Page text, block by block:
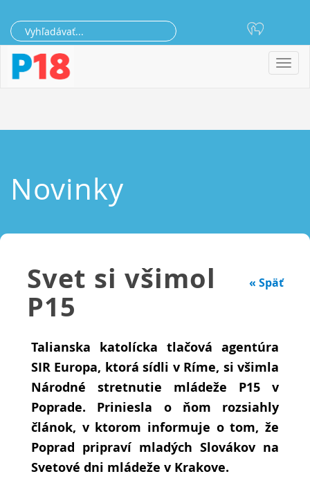
Novinky
« Späť
Svet si všimol
P15
Talianska katolícka tlačová agentúra
SIR Europa, ktorá sídli v Ríme, si všimla
Národné stretnutie mládeže P15 v
Poprade. Priniesla o ňom rozsiahly
článok, v ktorom informuje o tom, že
Poprad pripraví mladých Slovákov na
Svetové dni mládeže v Krakove.